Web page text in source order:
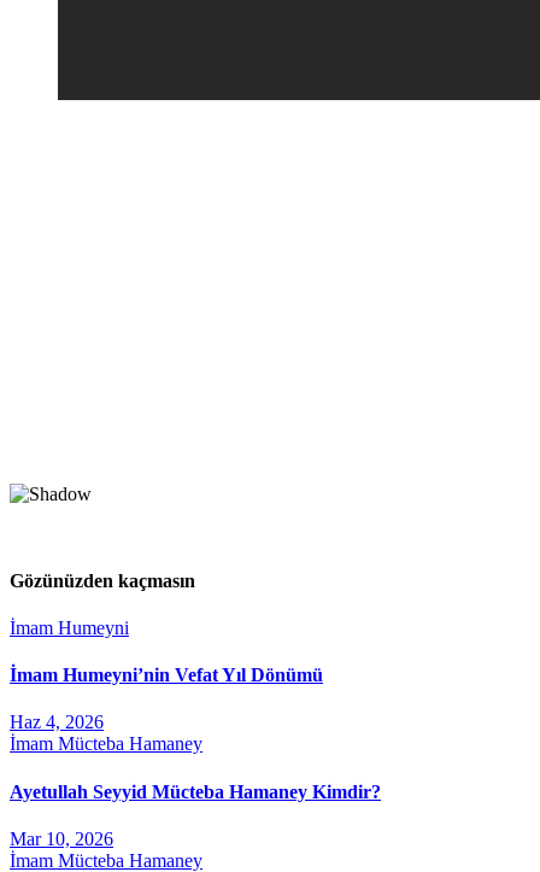
Gözünüzden kaçmasın
İmam Humeyni
İmam Humeyni’nin Vefat Yıl Dönümü
Haz 4, 2026
İmam Mücteba Hamaney
Ayetullah Seyyid Mücteba Hamaney Kimdir?
Mar 10, 2026
İmam Mücteba Hamaney